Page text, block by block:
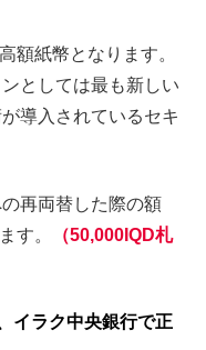
額紙幣となります。
としては最も新しい
導入されているセキ
再両替した際の額
す。
（50,000IQD札
イラク中央銀行で正